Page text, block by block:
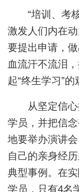
“培训、考核
激发人们内在
要提出申请，
血流汗不流泪
起“终生学习”的
从坚定信心
学员，并把信
地要举办演讲
自己的亲身经
典型事例。在
学员，只有4名